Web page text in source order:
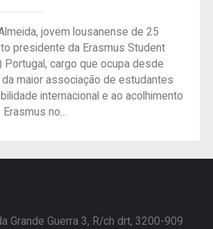
jovem lousanense de 25
presidente da Erasmus Student
Portugal, cargo que ocupa desde
maior associação de estudantes
internacional e ao acolhimento
no...
Grande Guerra 3, R/ch drt, 3200-909